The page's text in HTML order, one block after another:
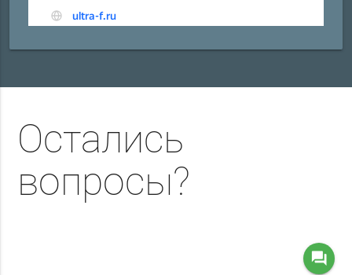
Остались
вопросы?
question_answer